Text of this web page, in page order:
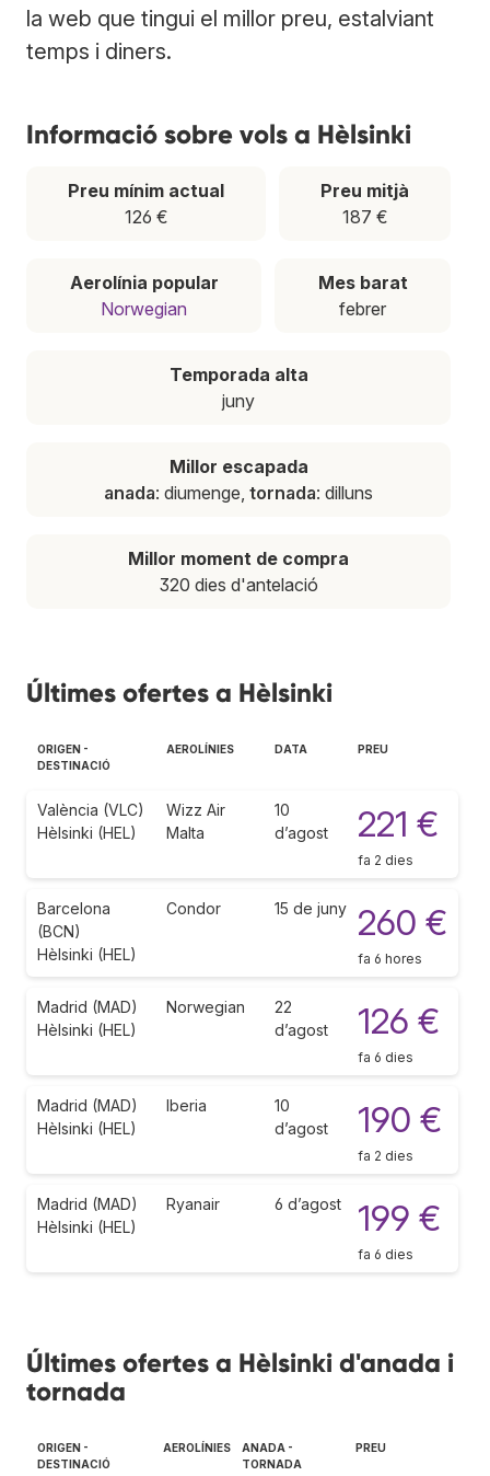
la web que tingui el millor preu, estalviant
temps i diners.
Informació sobre vols a Hèlsinki
Preu mínim actual
126 €
Preu mitjà
187 €
Aerolínia popular
Norwegian
Mes barat
febrer
Temporada alta
juny
Millor escapada
anada: diumenge, tornada: dilluns
Millor moment de compra
320 dies d'antelació
Últimes ofertes a Hèlsinki
ORIGEN -
DESTINACIÓ
AEROLÍNIES DATA PREU
València (VLC)
Hèlsinki (HEL)
Wizz Air
Malta
10
d’agost
221 €
fa 2 dies
Barcelona
(BCN)
Hèlsinki (HEL)
Condor 15 de juny 260 €
fa 6 hores
Madrid (MAD)
Hèlsinki (HEL)
Norwegian
22
d’agost
126 €
fa 6 dies
Madrid (MAD)
Hèlsinki (HEL)
Iberia
10
d’agost
190 €
fa 2 dies
Madrid (MAD)
Hèlsinki (HEL)
Ryanair 6 d’agost 199 €
fa 6 dies
Últimes ofertes a Hèlsinki d'anada i
tornada
ORIGEN -
DESTINACIÓ
AEROLÍNIES
ANADA -
TORNADA
PREU